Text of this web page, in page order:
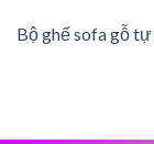
Bộ ghế sofa gỗ tự